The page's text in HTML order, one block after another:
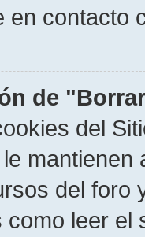
en contacto
de
del
del foro
leer el